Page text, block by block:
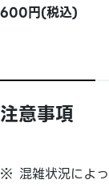
600円(税込)
注意事項
混雑状況によ